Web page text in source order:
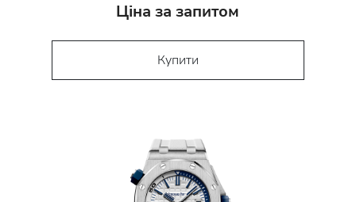
Ціна за запитом
Купити